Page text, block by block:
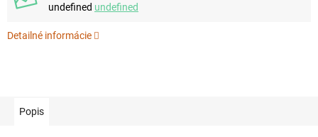
undefined undefined
Detailné informácie
Popis